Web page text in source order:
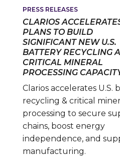
PRESS RELEASES
CLARIOS
PLANS TO BUILD
SIGNIFICANT NEW U.S.
BATTERY RECYCLING
CRITICAL MINERAL
PROCESSING
Clarios accelerates U.S.
recycling & critical
processing to secure
chains, boost energy
independence, and
manufacturing.